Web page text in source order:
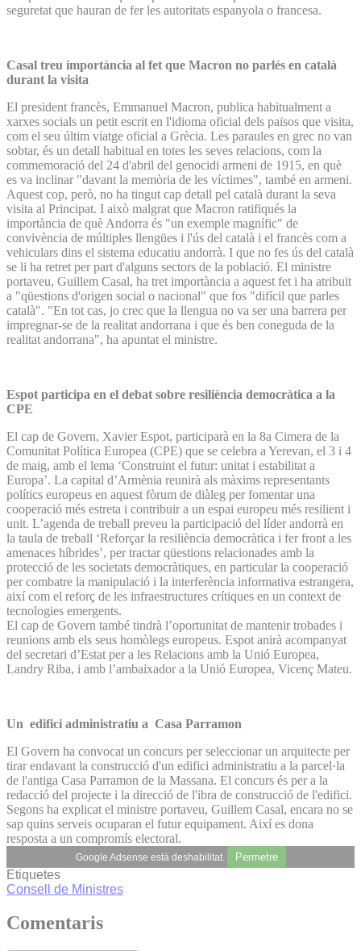
seguretat que hauran de fer les autoritats espanyola o francesa.
Casal treu importància al fet que Macron no parlés en català
durant la visita
El president francès, Emmanuel Macron, publica habitualment a
xarxes socials un petit escrit en l'idioma oficial dels països que visita,
com el seu últim viatge oficial a Grècia. Les paraules en grec no van
sobtar, és un detall habitual en totes les seves relacions, com la
commemoració del 24 d'abril del genocidi armeni de 1915, en què
es va inclinar "davant la memòria de les víctimes", també en armeni.
Aquest cop, però, no ha tingut cap detall pel català durant la seva
visita al Principat. I això malgrat que Macron ratifiqués la
importància de què Andorra és "un exemple magnífic" de
convivència de múltiples llengües i l'ús del català i el francès com a
vehiculars dins el sistema educatiu andorrà. I que no fes ús del català
se li ha retret per part d'alguns sectors de la població. El ministre
portaveu, Guillem Casal, ha tret importància a aquest fet i ha atribuït
a "qüestions d'origen social o nacional" que fos "difícil que parles
català". "En tot cas, jo crec que la llengua no va ser una barrera per
impregnar-se de la realitat andorrana i que és ben coneguda de la
realitat andorrana", ha apuntat el ministre.
Espot participa en el debat sobre resiliència democràtica a la
CPE
El cap de Govern, Xavier Espot, participarà en la 8a Cimera de la
Comunitat Política Europea (CPE) que se celebra a Yerevan, el 3 i 4
de maig, amb el lema ‘Construint el futur: unitat i estabilitat a
Europa’. La capital d’Armènia reunirà als màxims representants
polítics europeus en aquest fòrum de diàleg per fomentar una
cooperació més estreta i contribuir a un espai europeu més resilient i
unit. L’agenda de treball preveu la participació del líder andorrà en
la taula de treball ‘Reforçar la resiliència democràtica i fer front a les
amenaces híbrides’, per tractar qüestions relacionades amb la
protecció de les societats democràtiques, en particular la cooperació
per combatre la manipulació i la interferència informativa estrangera,
així com el reforç de les infraestructures crítiques en un context de
tecnologies emergents.
El cap de Govern també tindrà l’oportunitat de mantenir trobades i
reunions amb els seus homòlegs europeus. Espot anirà acompanyat
del secretari d’Estat per a les Relacions amb la Unió Europea,
Landry Riba, i amb l’ambaixador a la Unió Europea, Vicenç Mateu.
Un edifici administratiu a Casa Parramon
El Govern ha convocat un concurs per seleccionar un arquitecte per
tirar endavant la construcció d'un edifici administratiu a la parcel·la
de l'antiga Casa Parramon de la Massana. El concurs és per a la
redacció del projecte i la direcció de l'ibra de construcció de l'edifici.
Segons ha explicat el ministre portaveu, Guillem Casal, encara no se
sap quins serveis ocuparan el futur equipament. Així es dona
resposta a un compromís electoral.
Google Adsense està deshabilitat. Permetre
Etiquetes
Consell de Ministres
Comentaris